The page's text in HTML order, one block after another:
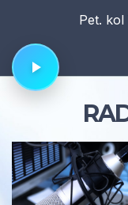
content
Pet.